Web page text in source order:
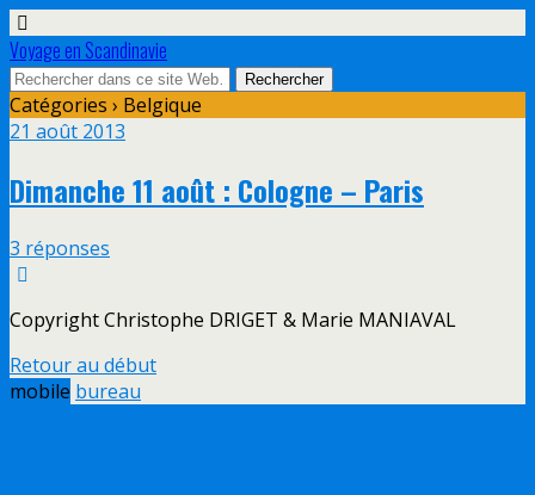
Voyage en Scandinavie
Catégories › Belgique
21 août 2013
Dimanche 11 août : Cologne – Paris
3 réponses
Copyright Christophe DRIGET & Marie MANIAVAL
Retour au début
mobile bureau